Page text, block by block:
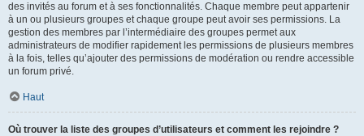
des invités au forum et à ses fonctionnalités. Chaque membre peut appartenir
à un ou plusieurs groupes et chaque groupe peut avoir ses permissions. La
gestion des membres par l’intermédiaire des groupes permet aux
administrateurs de modifier rapidement les permissions de plusieurs membres
à la fois, telles qu’ajouter des permissions de modération ou rendre accessible
un forum privé.
Haut
Où trouver la liste des groupes d’utilisateurs et comment les rejoindre ?